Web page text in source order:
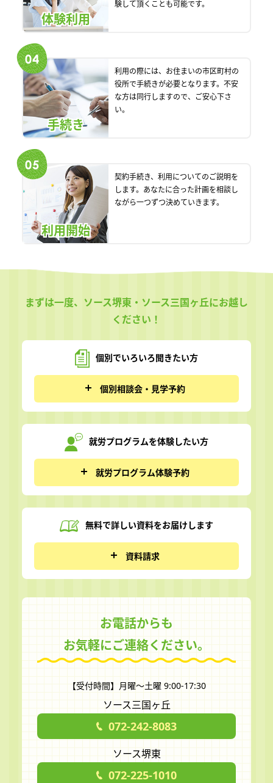
体験利用
験して頂くことも可能です。
手続き
利用の際には、お住まいの市区町村の
役所で手続きが必要となります。不安
な方は同行しますので、ご安心下さ
い。
利用開始
契約手続き、利用についてのご説明を
します。あなたに合った計画を相談し
ながら一つずつ決めていきます。
まずは一度、ソース堺東・ソース三国ヶ丘にお越し
ください！
個別でいろいろ聞きたい方
個別相談会・見学予約
就労プログラムを体験したい方
就労プログラム体験予約
無料で詳しい資料をお届けします
資料請求
お電話からも
お気軽にご連絡ください。
【受付時間】月曜～土曜 9:00-17:30
ソース三国ヶ丘
072-242-8083
ソース堺東
072-225-1010